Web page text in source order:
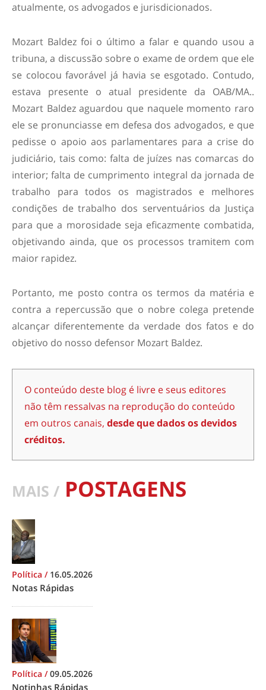
atualmente, os advogados e jurisdicionados.
Mozart Baldez foi o último a falar e quando usou a
tribuna, a discussão sobre o exame de ordem que ele
se colocou favorável já havia se esgotado. Contudo,
estava presente o atual presidente da OAB/MA..
Mozart Baldez aguardou que naquele momento raro
ele se pronunciasse em defesa dos advogados, e que
pedisse o apoio aos parlamentares para a crise do
judiciário, tais como: falta de juízes nas comarcas do
interior; falta de cumprimento integral da jornada de
trabalho para todos os magistrados e melhores
condições de trabalho dos serventuários da Justiça
para que a morosidade seja eficazmente combatida,
objetivando ainda, que os processos tramitem com
maior rapidez.
Portanto, me posto contra os termos da matéria e
contra a repercussão que o nobre colega pretende
alcançar diferentemente da verdade dos fatos e do
objetivo do nosso defensor Mozart Baldez.
O conteúdo deste blog é livre e seus editores
não têm ressalvas na reprodução do conteúdo
em outros canais, desde que dados os devidos
créditos.
MAIS / POSTAGENS
Política / 16.05.2026
Notas Rápidas
Política /09.05.2026
Notinhas Rápidas